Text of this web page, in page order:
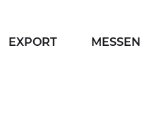
EXPORT MESSEN